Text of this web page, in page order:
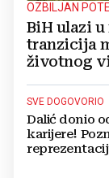
OZBILJAN
BiH ulazi
tranzicija
životnog
SVE DOGOVORIO
Dalić donio
karijere!